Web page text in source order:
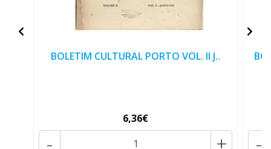
BOLETIM CULTURAL PORTO VOL. II J..
6,36€
+
- -